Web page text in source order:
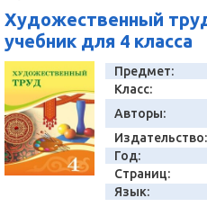
Художественный
учебник для 4 класса
Предмет:
Класс:
Авторы:
Издательство:
Год:
Страниц:
Язык: